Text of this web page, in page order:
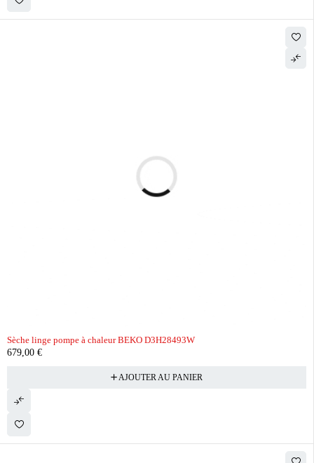
Sèche linge pompe à chaleur BEKO D3H28493W
679,00 €
AJOUTER AU PANIER